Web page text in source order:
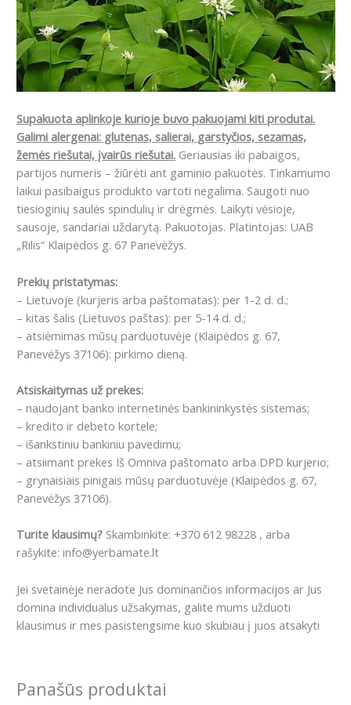
Supakuota aplinkoje kurioje buvo pakuojami kiti produtai.
Galimi alergenai: glutenas, salierai, garstyčios, sezamas,
žemės riešutai, įvairūs riešutai. Geriausias iki pabaigos,
partijos numeris – žiūrėti ant gaminio pakuotės. Tinkamumo
laikui pasibaigus produkto vartoti negalima. Saugoti nuo
tiesioginių saulės spindulių ir drėgmės. Laikyti vėsioje,
sausoje, sandariai uždarytą. Pakuotojas. Platintojas: UAB
„Rilis“ Klaipėdos g. 67 Panevėžys.
Prekių pristatymas:
– Lietuvoje (kurjeris arba paštomatas): per 1-2 d. d.;
– kitas šalis (Lietuvos paštas): per 5-14 d. d.;
– atsiėmimas mūsų parduotuvėje (Klaipėdos g. 67,
Panevėžys 37106): pirkimo dieną.
Atsiskaitymas už prekes:
– naudojant banko internetinės bankininkystės sistemas;
– kredito ir debeto kortele;
– išankstiniu bankiniu pavedimu;
– atsiimant prekes Iš Omniva paštomato arba DPD kurjerio;
– grynaisiais pinigais mūsų parduotuvėje (Klaipėdos g. 67,
Panevėžys 37106).
Turite klausimų? Skambinkite: +370 612 98228 , arba
rašykite: info@yerbamate.lt
Jei svetainėje neradote Jus dominančios informacijos ar Jus
domina individualus užsakymas, galite mums užduoti
klausimus ir mes pasistengsime kuo skubiau į juos atsakyti
Panašūs produktai